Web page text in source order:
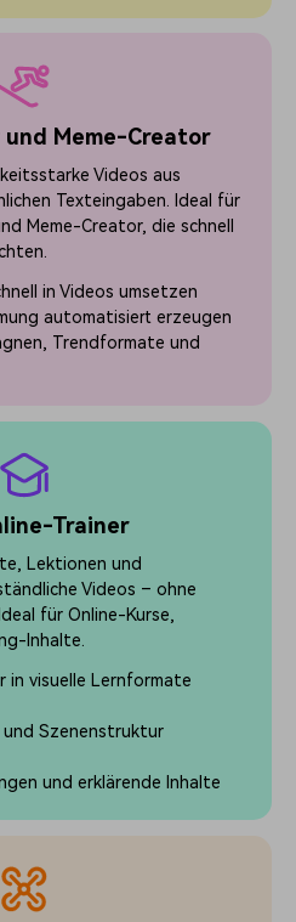
Meme-Creator
Videos aus
Texteingaben. Ideal für
Meme-Creator, die schnell
in Videos umsetzen
automatisiert erzeugen
Trendformate und
Trainer
Lektionen und
Videos – ohne
für Online-Kurse,
Inhalte.
in visuelle Lernformate
und Szenenstruktur
und erklärende Inhalte